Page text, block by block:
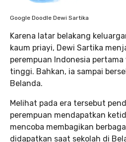
Google Doodle Dewi Sartika
Karena latar belakang
kaum priayi, Dewi Sartika
perempuan Indonesia
tinggi. Bahkan, ia sampai
Belanda.
Melihat pada era tersebut
perempuan mendapatkan
mencoba membagikan
didapatkan saat sekolah di